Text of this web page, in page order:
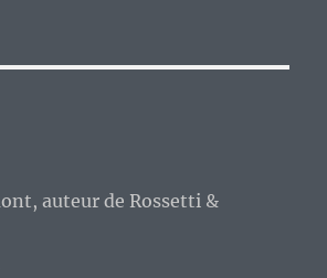
auteur de Rossetti &